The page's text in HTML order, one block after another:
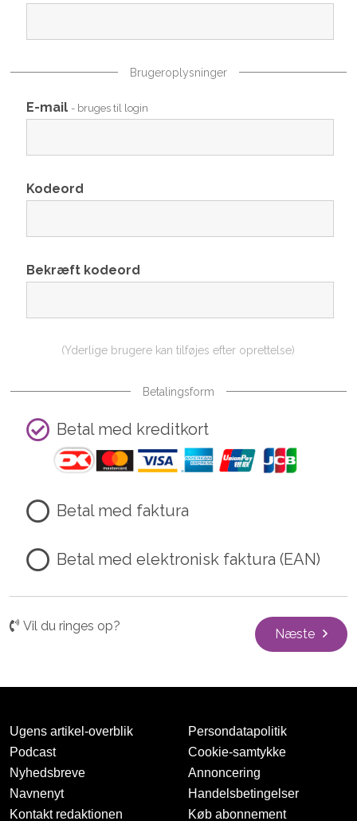
Brugeroplysninger
E-mail - bruges til login
Kodeord
Bekræft kodeord
(Yderlige brugere kan tilføjes efter oprettelse)
Betalingsform
Betal med kreditkort
Betal med faktura
Betal med elektronisk faktura (EAN)
Vil du ringes op?
Næste
Ugens artikel-overblik
Podcast
Nyhedsbreve
Navnenyt
Kontakt redaktionen
Persondatapolitik
Cookie-samtykke
Annoncering
Handelsbetingelser
Køb abonnement